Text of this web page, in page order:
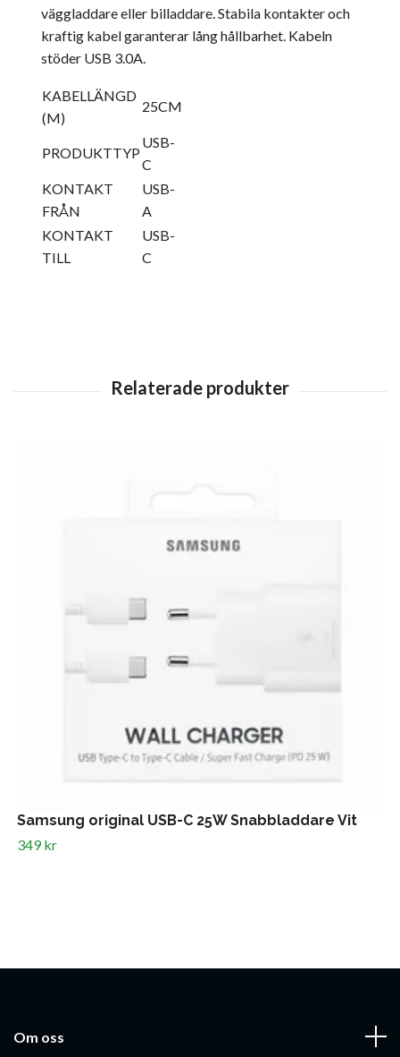
väggladdare eller billaddare. Stabila kontakter och
kraftig kabel garanterar lång hållbarhet. Kabeln
stöder USB 3.0A.
KABELLÄNGD
(M)
25CM
PRODUKTTYP
USB-
C
KONTAKT
FRÅN
USB-
A
KONTAKT
TILL
USB-
C
Samsung original USB-C 25W Snabbladdare Vit
349 kr
Om oss